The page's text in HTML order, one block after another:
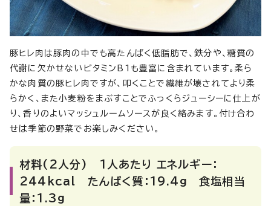
豚ヒレ肉は豚肉の中でも高たんぱく低脂肪で、鉄分や、糖質の
代謝に欠かせないビタミンB1も豊富に含まれています。柔ら
かな肉質の豚ヒレ肉ですが、叩くことで繊維が壊されてより柔
らかく、また小麦粉をまぶすことでふっくらジューシーに仕上が
り、香りのよいマッシュルームソースが良く絡みます。付け合わ
せは季節の野菜でお楽しみください。
材料(2人分) 1人あたり エネルギー：
244kcal たんぱく質：19.4g 食塩相当
量：1.3g